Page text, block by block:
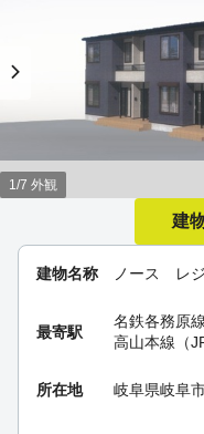
建物名称 ノース レ
最寄駅
名鉄各務原線
高山本線（
所在地 岐阜県岐阜
1/7 外観
建